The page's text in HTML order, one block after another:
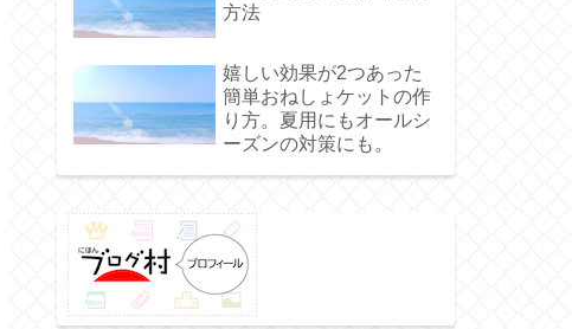
方法
嬉しい効果が2つあった
簡単おねしょケットの作
り方。夏用にもオールシ
ーズンの対策にも。